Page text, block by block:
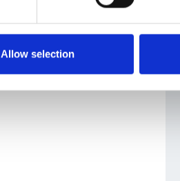
Allow selection